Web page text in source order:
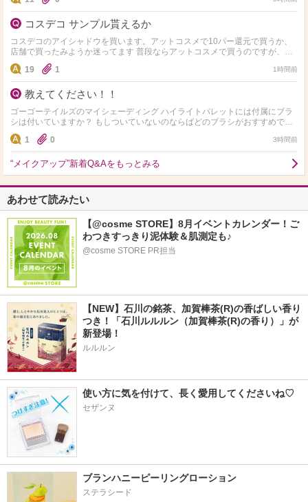
コスデコ サンプル貰えるか
コスデコのアイシャドウを買います。アットコスメで10パー還元で買うか、
店舗で買ったみようか迷ってます 普段ならアットコスメで買うのですが、コ
スデコ店頭がサンプル結構くれる感じなら店頭で買ってみた…
19 1 1時間前
教えてください！！
ゴーゴーテイルズのマイシェーディング ハイライトパレットには付属にブラ
シは付いていますか？ もしついていないのならばどのブラシがおすすめです
か？
1 0 3時間前
“メイクアップ”新着Q&Aをもっとみる
あわせて読みたい
【@cosme STORE】8月イベントカレンダー！ご
わつきすっきり泥体験＆肌測定も♪
@cosme STORE PR担当
【NEW】石川の銘茶、加賀棒茶(R)の香ばしい香り
つき！「石川ルルルン（加賀棒茶(R)の香り）」が
新登場！
ルルルン
使い方に気を付けて、長く愛用してくださいね♡
セザンヌ
ブランハニーピーリングローション
ステラシード